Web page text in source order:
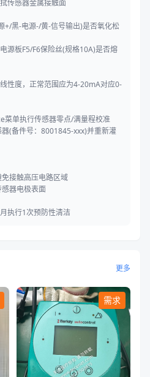
传感器金属接触面
黑-电源-/黄-信号输出)是否氧化松
源板F5/F6保险丝(规格10A)是否熔
性度，正常范围应为4-20mA对应0-
菜单执行传感器零点/满量程校准
器(备件号：8001845-xxx)并重新灌
接触高压电路区域
感器电极表面
执行1次预防性清洁
更多
需求